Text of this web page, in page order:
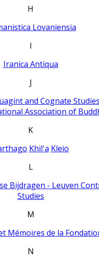
H
Lovaniensia
I
Iranica Antiqua
J
and Cognate Studies
Association of
K
Khil'a Kleio
L
Bijdragen - Leuven
Studies
M
Mémoires de la
N